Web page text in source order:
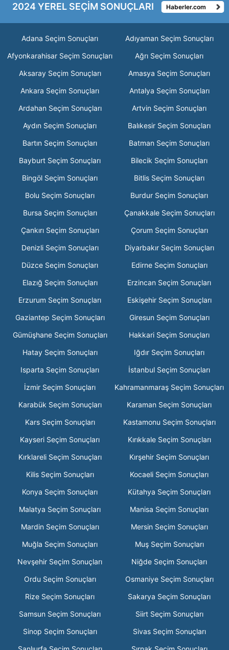
2024 YEREL SEÇİM SONUÇLARI Haberler.com
Adana Seçim Sonuçları
Adıyaman Seçim Sonuçları
Afyonkarahisar Seçim Sonuçları
Ağrı Seçim Sonuçları
Aksaray Seçim Sonuçları
Amasya Seçim Sonuçları
Ankara Seçim Sonuçları
Antalya Seçim Sonuçları
Ardahan Seçim Sonuçları
Artvin Seçim Sonuçları
Aydın Seçim Sonuçları
Balıkesir Seçim Sonuçları
Bartın Seçim Sonuçları
Batman Seçim Sonuçları
Bayburt Seçim Sonuçları
Bilecik Seçim Sonuçları
Bingöl Seçim Sonuçları
Bitlis Seçim Sonuçları
Bolu Seçim Sonuçları
Burdur Seçim Sonuçları
Bursa Seçim Sonuçları
Çanakkale Seçim Sonuçları
Çankırı Seçim Sonuçları
Çorum Seçim Sonuçları
Denizli Seçim Sonuçları
Diyarbakır Seçim Sonuçları
Düzce Seçim Sonuçları
Edirne Seçim Sonuçları
Elazığ Seçim Sonuçları
Erzincan Seçim Sonuçları
Erzurum Seçim Sonuçları
Eskişehir Seçim Sonuçları
Gaziantep Seçim Sonuçları
Giresun Seçim Sonuçları
Gümüşhane Seçim Sonuçları
Hakkari Seçim Sonuçları
Hatay Seçim Sonuçları
Iğdır Seçim Sonuçları
Isparta Seçim Sonuçları
İstanbul Seçim Sonuçları
İzmir Seçim Sonuçları
Kahramanmaraş Seçim Sonuçları
Karabük Seçim Sonuçları
Karaman Seçim Sonuçları
Kars Seçim Sonuçları
Kastamonu Seçim Sonuçları
Kayseri Seçim Sonuçları
Kırıkkale Seçim Sonuçları
Kırklareli Seçim Sonuçları
Kırşehir Seçim Sonuçları
Kilis Seçim Sonuçları
Kocaeli Seçim Sonuçları
Konya Seçim Sonuçları
Kütahya Seçim Sonuçları
Malatya Seçim Sonuçları
Manisa Seçim Sonuçları
Mardin Seçim Sonuçları
Mersin Seçim Sonuçları
Muğla Seçim Sonuçları
Muş Seçim Sonuçları
Nevşehir Seçim Sonuçları
Niğde Seçim Sonuçları
Ordu Seçim Sonuçları
Osmaniye Seçim Sonuçları
Rize Seçim Sonuçları
Sakarya Seçim Sonuçları
Samsun Seçim Sonuçları
Siirt Seçim Sonuçları
Sinop Seçim Sonuçları
Sivas Seçim Sonuçları